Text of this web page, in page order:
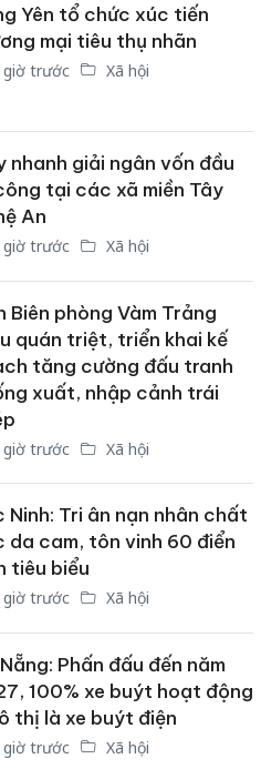
Yên tổ chức xúc tiến
mại tiêu thụ nhãn
giờ trước Xã hội
nhanh giải ngân vốn đầu
tại các xã miền Tây
An
giờ trước Xã hội
Biên phòng Vàm Trảng
quán triệt, triển khai kế
tăng cường đấu tranh
xuất, nhập cảnh trái
giờ trước Xã hội
Ninh: Tri ân nạn nhân chất
da cam, tôn vinh 60 điển
tiêu biểu
giờ trước Xã hội
Phấn đấu đến năm
100% xe buýt hoạt động
thị là xe buýt điện
giờ trước Xã hội